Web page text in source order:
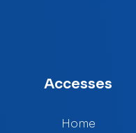
Accesses
Home